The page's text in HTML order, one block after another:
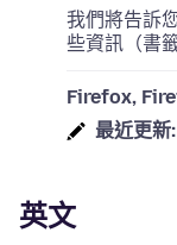
我們將告訴
些資訊（書
Firefox,
最近更新:
英文